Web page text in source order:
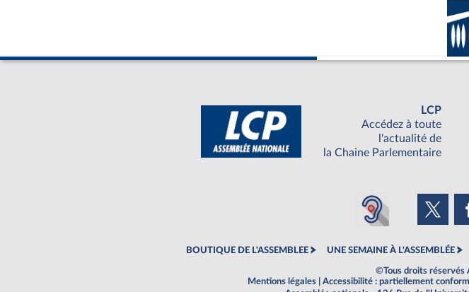
LCP
Accédez à toute
l'actualité de
la Chaine Parlementaire
BOUTIQUE DE L'ASSEMBLEE UNE SEMAINE À L'ASSEMBLÉE
©Tous droits réservés
Mentions légales
Accessibilité : partiellement